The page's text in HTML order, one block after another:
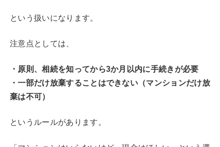
という扱いになります。
注意点としては、
・原則、相続を知ってから3か月以内に手続きが必要
・一部だけ放棄することはできない（マンションだけ放
棄は不可）
というルールがあります。